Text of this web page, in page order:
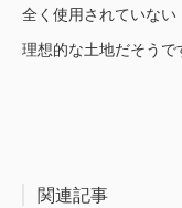
全く使用されていない
理想的な土地だそうで
関連記事